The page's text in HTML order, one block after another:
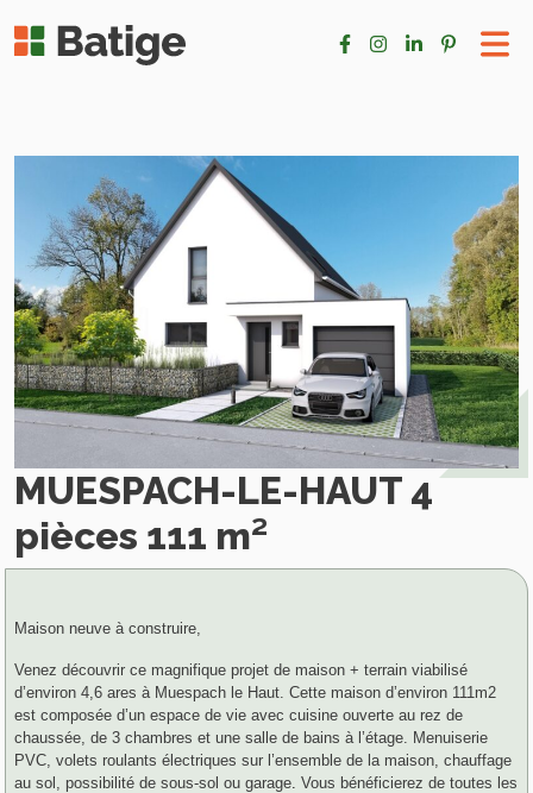
MUESPACH-LE-HAUT 4
pièces 111 m²
Maison neuve à construire,
Venez découvrir ce magnifique projet de maison + terrain viabilisé
d’environ 4,6 ares à Muespach le Haut. Cette maison d’environ 111m2
est composée d’un espace de vie avec cuisine ouverte au rez de
chaussée, de 3 chambres et une salle de bains à l’étage. Menuiserie
PVC, volets roulants électriques sur l’ensemble de la maison, chauffage
au sol, possibilité de sous-sol ou garage Vous bénéficierez de toutes les